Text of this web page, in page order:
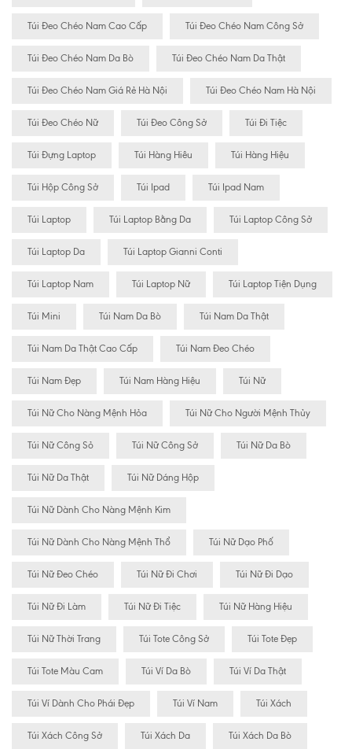
Túi Đeo Chéo Nam Cao Cấp Túi Đeo Chéo Nam Công Sở
Túi Đeo Chéo Nam Da Bò Túi Đeo Chéo Nam Da Thật
Túi Đeo Chéo Nam Giá Rẻ Hà Nội Túi Đeo Chéo Nam Hà Nội
Túi Đeo Chéo Nữ Túi Đeo Công Sở Túi Đi Tiệc
Túi Đựng Laptop Túi Hàng Hiêu Túi Hàng Hiệu
Túi Hộp Công Sở Túi Ipad Túi Ipad Nam
Túi Laptop Túi Laptop Bằng Da Túi Laptop Công Sở
Túi Laptop Da Túi Laptop Gianni Conti
Túi Laptop Nam Túi Laptop Nữ Túi Laptop Tiện Dụng
Túi Mini Túi Nam Da Bò Túi Nam Da Thật
Túi Nam Da Thật Cao Cấp Túi Nam Đeo Chéo
Túi Nam Đẹp Túi Nam Hàng Hiệu Túi Nữ
Túi Nữ Cho Nàng Mệnh Hỏa Túi Nữ Cho Người Mệnh Thủy
Túi Nữ Công Sỏ Túi Nữ Công Sở Túi Nữ Da Bò
Túi Nữ Da Thật Túi Nữ Dáng Hộp
Túi Nữ Dành Cho Nàng Mệnh Kim
Túi Nữ Dành Cho Nàng Mệnh Thổ Túi Nữ Dạo Phố
Túi Nữ Đeo Chéo Túi Nữ Đi Chơi Túi Nữ Đi Dạo
Túi Nữ Đi Làm Túi Nữ Đi Tiệc Túi Nữ Hàng Hiệu
Túi Nữ Thời Trang Túi Tote Công Sở Túi Tote Đẹp
Túi Tote Màu Cam Túi Ví Da Bò Túi Ví Da Thật
Túi Ví Dành Cho Phái Đẹp Túi Ví Nam Túi Xách
Túi Xách Công Sở Túi Xách Da Túi Xách Da Bò